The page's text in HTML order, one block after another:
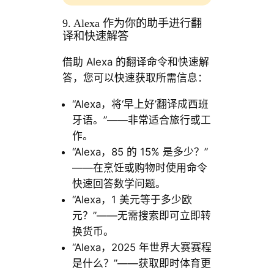
9. Alexa 作为你的助手进行翻
译和快速解答
借助 Alexa 的翻译命令和快速解
答，您可以快速获取所需信息：
“Alexa，将‘早上好’翻译成西班
牙语。”——非常适合旅行或工
作。
“Alexa，85 的 15% 是多少？”
——在烹饪或购物时使用命令
快速回答数学问题。
“Alexa，1 美元等于多少欧
元？”——无需搜索即可立即转
换货币。
“Alexa，2025 年世界大赛赛程
是什么？”——获取即时体育更